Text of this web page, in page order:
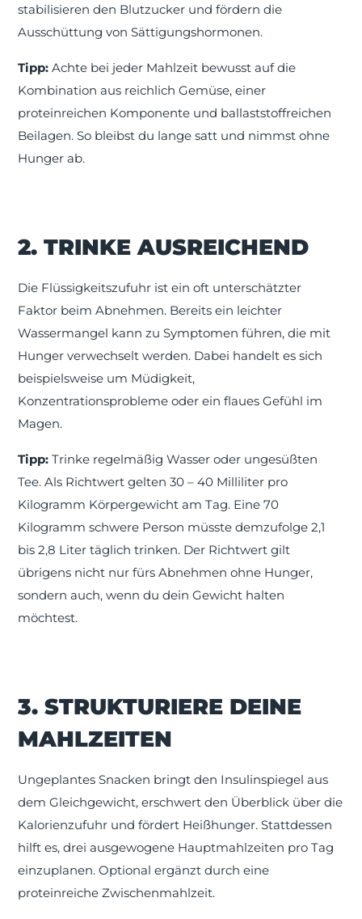
stabilisieren den Blutzucker und fördern die
Ausschüttung von Sättigungshormonen.
Tipp: Achte bei jeder Mahlzeit bewusst auf die
Kombination aus reichlich Gemüse, einer
proteinreichen Komponente und ballaststoffreichen
Beilagen. So bleibst du lange satt und nimmst ohne
Hunger ab.
2. TRINKE AUSREICHEND
Die Flüssigkeitszufuhr ist ein oft unterschätzter
Faktor beim Abnehmen. Bereits ein leichter
Wassermangel kann zu Symptomen führen, die mit
Hunger verwechselt werden. Dabei handelt es sich
beispielsweise um Müdigkeit,
Konzentrationsprobleme oder ein flaues Gefühl im
Magen.
Tipp: Trinke regelmäßig Wasser oder ungesüßten
Tee. Als Richtwert gelten 30 – 40 Milliliter pro
Kilogramm Körpergewicht am Tag. Eine 70
Kilogramm schwere Person müsste demzufolge 2,1
bis 2,8 Liter täglich trinken. Der Richtwert gilt
übrigens nicht nur fürs Abnehmen ohne Hunger,
sondern auch, wenn du dein Gewicht halten
möchtest.
3. STRUKTURIERE DEINE
MAHLZEITEN
Ungeplantes Snacken bringt den Insulinspiegel aus
dem Gleichgewicht, erschwert den Überblick über die
Kalorienzufuhr und fördert Heißhunger. Stattdessen
hilft es, drei ausgewogene Hauptmahlzeiten pro Tag
einzuplanen. Optional ergänzt durch eine
proteinreiche Zwischenmahlzeit.